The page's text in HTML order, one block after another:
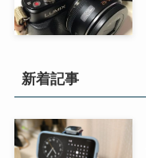
新着記事